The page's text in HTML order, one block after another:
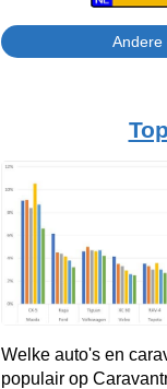
Welke auto's en
populair op